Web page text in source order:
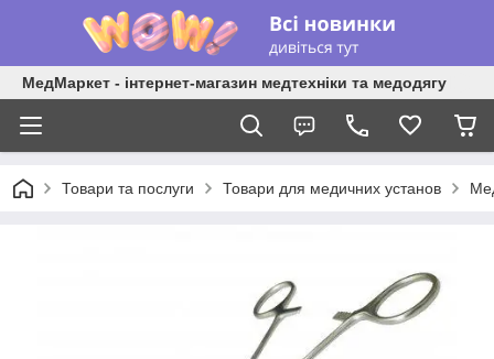
МедМаркет - інтернет-магазин медтехніки та медодягу
Товари та послуги Товари для медичних установ